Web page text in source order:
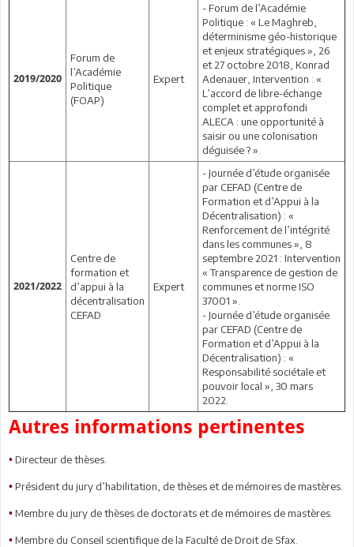
2019/2020
Forum de
l’Académie
Politique
(FOAP)
Expert
- Forum de l’Académie
Politique : « Le Maghreb,
déterminisme géo-historique
et enjeux stratégiques », 26
et 27 octobre 2018, Konrad
Adenauer, Intervention : «
L’accord de libre-échange
complet et approfondi
ALECA : une opportunité à
saisir ou une colonisation
déguisée ? ».
2021/2022
Centre de
formation et
d’appui à la
décentralisation
CEFAD
Expert
- Journée d’étude organisée
par CEFAD (Centre de
Formation et d’Appui à la
Décentralisation) : «
Renforcement de l’intégrité
dans les communes », 8
septembre 2021 : Intervention
« Transparence de gestion de
communes et norme ISO
37001 ».
- Journée d’étude organisée
par CEFAD (Centre de
Formation et d’Appui à la
Décentralisation) : «
Responsabilité sociétale et
pouvoir local », 30 mars
2022.
Autres informations pertinentes
• Directeur de thèses.
• Président du jury d’habilitation, de thèses et de mémoires de mastères.
• Membre du jury de thèses de doctorats et de mémoires de mastères.
• Membre du Conseil scientifique de la Faculté de Droit de Sfax.